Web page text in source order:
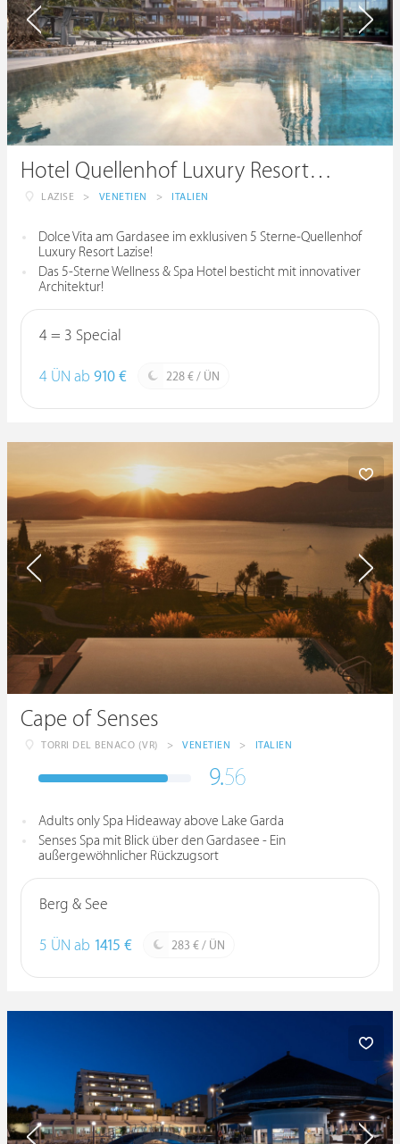
Hotel Quellenhof Luxury Resort Lazise
LAZISE > VENETIEN > ITALIEN
Dolce Vita am Gardasee im exklusiven 5 Sterne-Quellenhof
Luxury Resort Lazise!
Das 5-Sterne Wellness & Spa Hotel besticht mit innovativer
Architektur!
4 = 3 Special
4 ÜN ab 910 € 228 € / ÜN
Cape of Senses
TORRI DEL BENACO (VR) > VENETIEN > ITALIEN
9.56
Adults only Spa Hideaway above Lake Garda
Senses Spa mit Blick über den Gardasee - Ein
außergewöhnlicher Rückzugsort
Berg & See
5 ÜN ab 1415 € 283 € / ÜN